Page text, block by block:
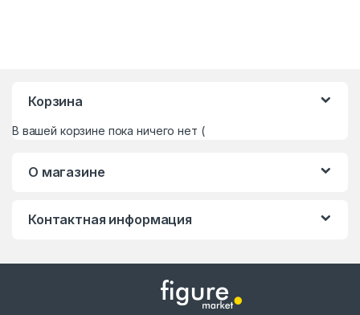
Корзина
В вашей корзине пока ничего нет (
О магазине
Контактная информация